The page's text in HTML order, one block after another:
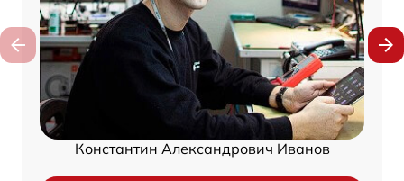
Константин Александрович Иванов